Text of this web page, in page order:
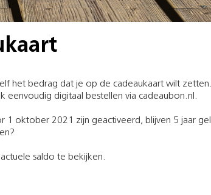
het bedrag dat je op de cadeaukaart wilt
eenvoudig digitaal bestellen via cadeaubon.nl.
1 oktober 2021 zijn geactiveerd, blijven 5 jaar
saldo te bekijken.